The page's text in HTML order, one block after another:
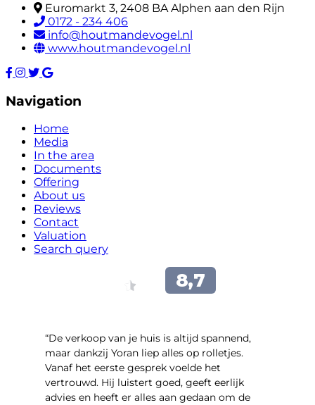
Euromarkt 3, 2408 BA Alphen aan den Rijn
0172 - 234 406
info@houtmandevogel.nl
www.houtmandevogel.nl
Navigation
Home
Media
In the area
Documents
Offering
About us
Reviews
Contact
Valuation
Search query
“​De verkoop van je huis is altijd spannend,
maar dankzij Yoran liep alles op rolletjes.
Vanaf het eerste gesprek voelde het
vertrouwd. Hij luistert goed, geeft eerlijk
advies en heeft er alles aan gedaan om de